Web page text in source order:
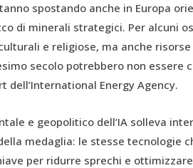
spostando anche in Europa
di minerali strategici. Per alcuni
e religiose, ma anche
secolo potrebbero non
dell’International Energy Agency.
e geopolitico dell’IA solleva
medaglia: le stesse tecnologie
per ridurre sprechi e